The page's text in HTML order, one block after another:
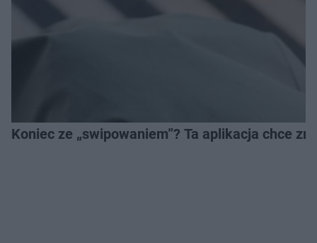
Koniec ze „swipowaniem”? Ta aplikacja chce